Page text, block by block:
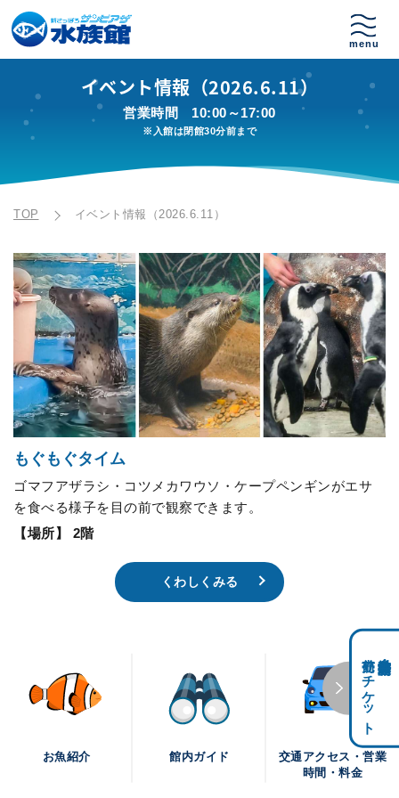
イベント情報（2026.6.11）
営業時間 10:00～17:00
※入館は閉館30分前まで
TOP イベント情報（2026.6.11）
もぐもぐタイム
ゴマフアザラシ・コツメカワウソ・ケープペンギンがエサ
を食べる様子を目の前で観察できます。
【場所】 2階
くわしくみる
お魚紹介 館内ガイド
交通アクセス・営業
時間・料金
前売りチケット